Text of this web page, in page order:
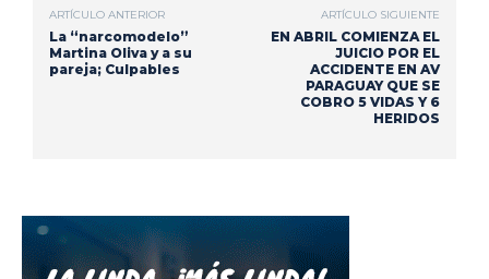
ARTÍCULO ANTERIOR
La “narcomodelo”
Martina Oliva y a su
pareja; Culpables
ARTÍCULO SIGUIENTE
EN ABRIL COMIENZA EL
JUICIO POR EL
ACCIDENTE EN AV
PARAGUAY QUE SE
COBRO 5 VIDAS Y 6
HERIDOS